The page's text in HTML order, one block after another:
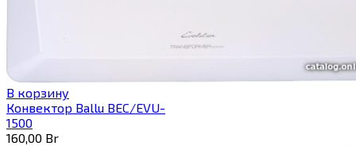
В корзину
Конвектор Ballu BEC/EVU-
1500
160,00 Br